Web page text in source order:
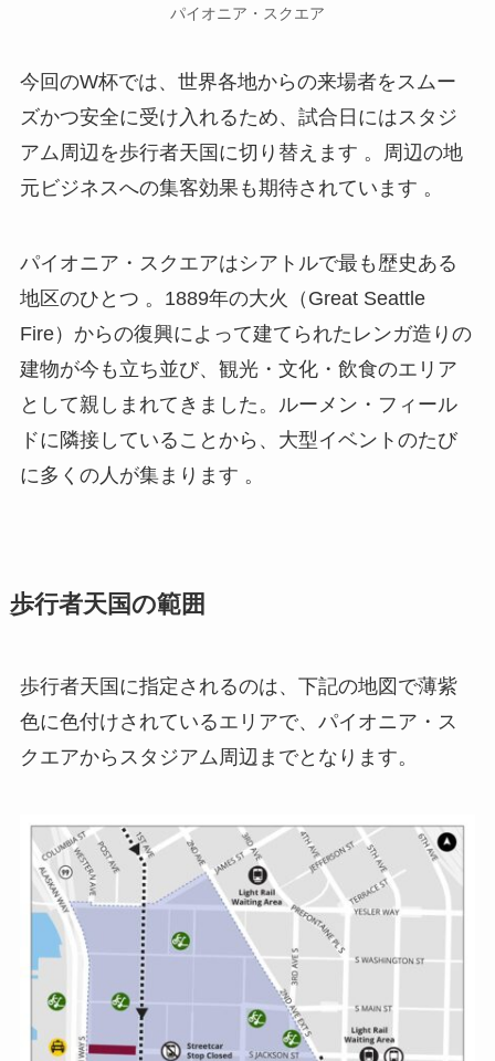
パイオニア・スクエア
今回のW杯では、世界各地からの来場者をスムー
ズかつ安全に受け入れるため、試合日にはスタジ
アム周辺を歩行者天国に切り替えます 。周辺の地
元ビジネスへの集客効果も期待されています 。
パイオニア・スクエアはシアトルで最も歴史ある
地区のひとつ 。1889年の大火（Great Seattle
Fire）からの復興によって建てられたレンガ造りの
建物が今も立ち並び、観光・文化・飲食のエリア
として親しまれてきました。ルーメン・フィール
ドに隣接していることから、大型イベントのたび
に多くの人が集まります 。
歩行者天国の範囲
歩行者天国に指定されるのは、下記の地図で薄紫
色に色付けされているエリアで、パイオニア・ス
クエアからスタジアム周辺までとなります。